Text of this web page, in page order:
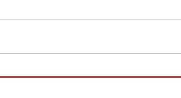
poids vous raconte"